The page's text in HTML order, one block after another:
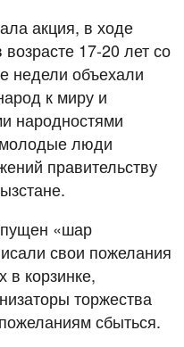
акция, в ходе
17-20 лет со
недели объехали
к миру и
народностями
люди
правительству
«шар
свои пожелания
в корзинке,
торжества
сбыться.